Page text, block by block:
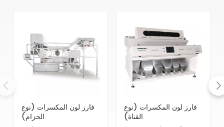
فارز لون المكسرات (نوع
الحزام)
فارز لون المكسرات (نوع
القناة)